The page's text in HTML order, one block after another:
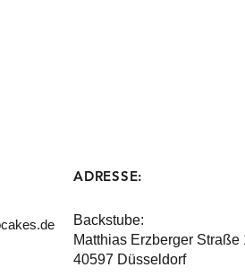
ADRESSE:
Backstube:
Matthias Erzberger Straße
40597 Düsseldorf